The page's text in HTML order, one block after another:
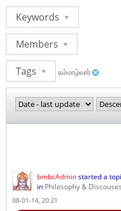
Keywords
Members
Tags நம்மாழ்வார்
bmbcAdminstarted a
in Philosophy & Discouses
08-01-14, 20:21